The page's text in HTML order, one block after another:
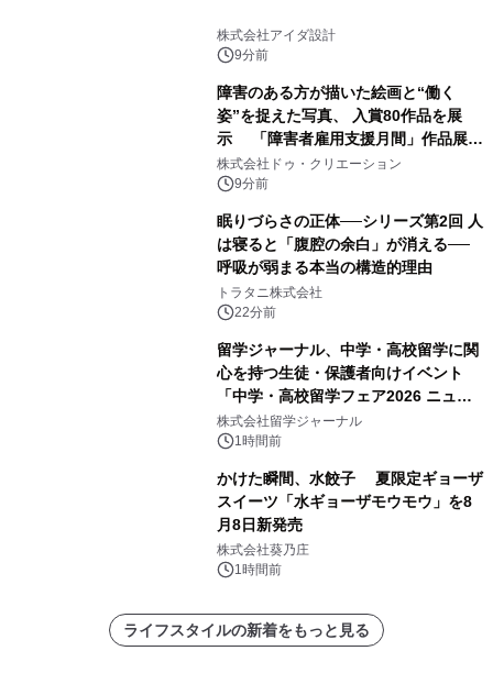
株式会社アイダ設計
9分前
障害のある方が描いた絵画と“働く
姿”を捉えた写真、 入賞80作品を展
示 「障害者雇用支援月間」作品展示
会を 東京・愛知で開催
株式会社ドゥ・クリエーション
9分前
眠りづらさの正体──シリーズ第2回 人
は寝ると「腹腔の余白」が消える──
呼吸が弱まる本当の構造的理由
トラタニ株式会社
22分前
留学ジャーナル、中学・高校留学に関
心を持つ生徒・保護者向けイベント
「中学・高校留学フェア2026 ニュー
ジーランド＆オーストラリア」を
9/12(土)に開催
株式会社留学ジャーナル
1時間前
かけた瞬間、水餃子 夏限定ギョーザ
スイーツ「水ギョーザモウモウ」を8
月8日新発売
株式会社葵乃庄
1時間前
ライフスタイルの新着をもっと見る